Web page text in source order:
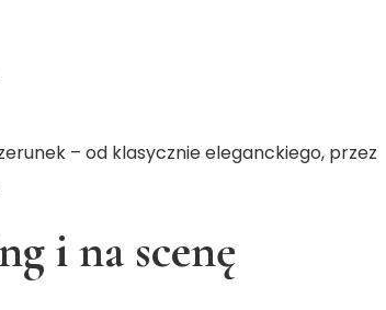
– od klasycznie eleganckiego, przez
i na scenę